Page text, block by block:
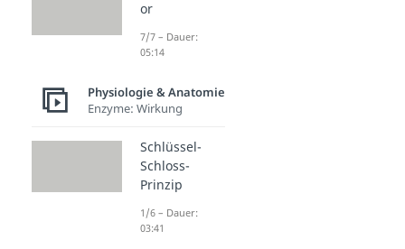
or
7/7 – Dauer:
05:14
Physiologie & Anatomie
Enzyme: Wirkung
Schlüssel-
Schloss-
Prinzip
1/6 – Dauer:
03:41